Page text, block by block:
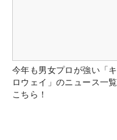
今年も男女プロが強い「
ロウェイ」のニュース一
こちら！